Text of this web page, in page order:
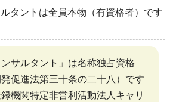
タントは全員本物（有資格者）です
ンサルタント」は名称独占資格
発促進法第三十条の二十八）です
機関特定非営利活動法人キャリ